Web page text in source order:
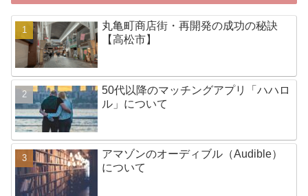
丸亀町商店街・再開発の成功の秘訣
【高松市】
50代以降のマッチングアプリ「ハハロ
ル」について
アマゾンのオーディブル（Audible）
について